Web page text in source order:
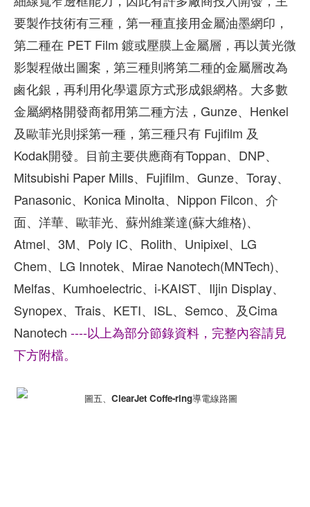
要製作技術有三種，第一種直接用金屬油墨網印，
第二種在 PET Film 鍍或壓膜上金屬層，再以黃光微
影製程做出圖案，第三種則將第二種的金屬層改為
鹵化銀，再利用化學還原方式形成銀網格。大多數
金屬網格開發商都用第二種方法，Gunze、Henkel
及歐菲光則採第一種，第三種只有 Fujifilm 及
Kodak開發。目前主要供應商有Toppan、DNP、
Mitsubishi Paper Mills、Fujifilm、Gunze、Toray、
Panasonic、Konica Minolta、Nippon Filcon、介
面、洋華、歐菲光、蘇州維業達(蘇大維格)、
Atmel、3M、Poly IC、Rolith、Unipixel、LG
Chem、LG Innotek、Mirae Nanotech(MNTech)、
Melfas、Kumhoelectric、i-KAIST、Iljin Display、
Synopex、Trais、KETI、ISL、Semco、及Cima
Nanotech ----以上為部分節錄資料，完整內容請見
下方附檔。